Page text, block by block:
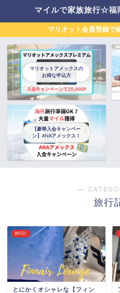
マイルで家族旅行☆福
マリオット会員登録で
マリオットアメックスの
お得な申込方
【豪華入会キャンペー
ン】ANAアメックス！
―
旅行
旅行記
とにかくオシャレな【フィン